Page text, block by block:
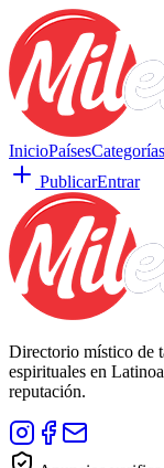
InicioPaísesCategorías
PublicarEntrar
Directorio místico de
espirituales en
reputación.